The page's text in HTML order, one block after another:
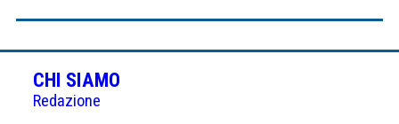
CHI SIAMO
Redazione